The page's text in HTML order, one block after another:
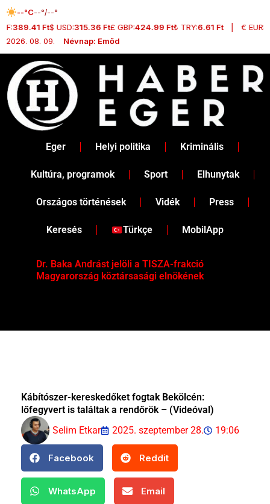
Skip
to
content
--°C--°/--°
389.41 Ft$ USD:315.36 Ft£ GBP:424.99 Ft₺ TRY:6.61 Ft| € EUR:
2026. 08. 09.
Névnap: Emőd
Eger Helyi politika Kriminális
Kultúra, programok Sport Elhunytak
Országos történések Vidék Press
Keresés Türkçe MobilApp
Dr. Baka Andrást jelöli a TISZA-frakció
Magyarország köztársasági elnökének
Kábítószer-kereskedőket fogtak Bekölcén:
lőfegyvert is találtak a rendőrök – (Videóval)
Selim Etkar
2025. szeptember 28. 19:06
Facebook Reddit
WhatsApp Email